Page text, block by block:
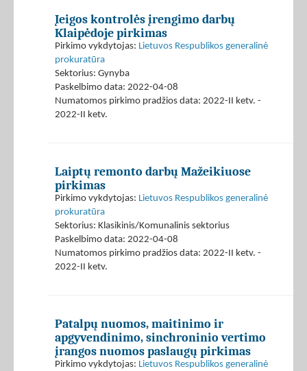
Įeigos kontrolės įrengimo darbų
Klaipėdoje pirkimas
Pirkimo vykdytojas: Lietuvos Respublikos generalinė
prokuratūra
Sektorius: Gynyba
Paskelbimo data: 2022-04-08
Numatomos pirkimo pradžios data: 2022-II ketv. -
2022-II ketv.
Laiptų remonto darbų Mažeikiuose
pirkimas
Pirkimo vykdytojas: Lietuvos Respublikos generalinė
prokuratūra
Sektorius: Klasikinis/Komunalinis sektorius
Paskelbimo data: 2022-04-08
Numatomos pirkimo pradžios data: 2022-II ketv. -
2022-II ketv.
Patalpų nuomos, maitinimo ir
apgyvendinimo, sinchroninio vertimo
įrangos nuomos paslaugų pirkimas
Pirkimo vykdytojas: Lietuvos Respublikos generalinė